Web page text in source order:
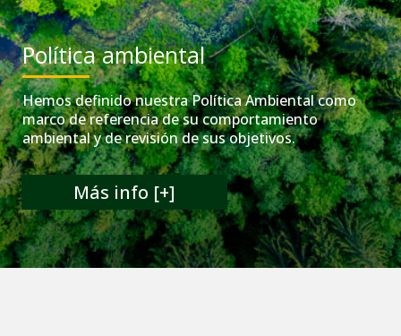
Política ambiental
Hemos definido nuestra Política Ambiental como
marco de referencia de su comportamiento
ambiental y de revisión de sus objetivos.
Más info [+]